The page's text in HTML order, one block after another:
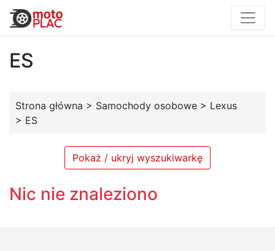
ES
Strona główna > Samochody osobowe > Lexus
> ES
Pokaż / ukryj wyszukiwarkę
Nic nie znaleziono